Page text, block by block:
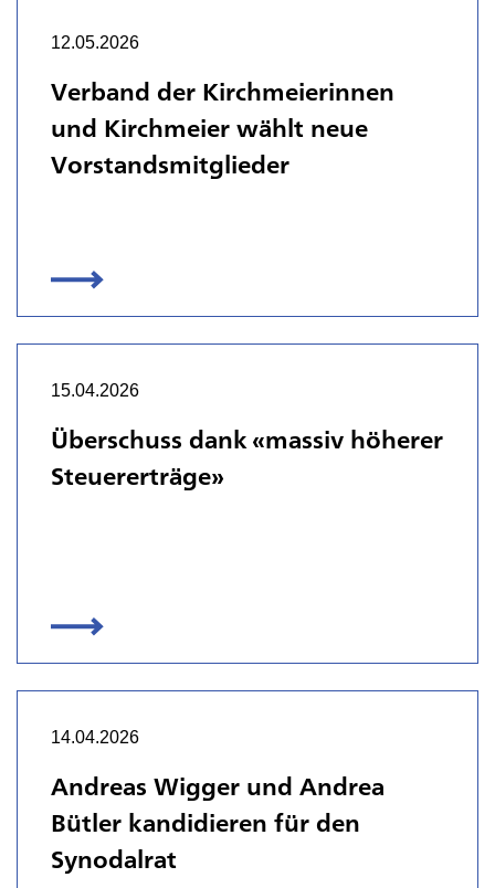
12.05.2026
Verband der Kirchmeierinnen
und Kirchmeier wählt neue
Vorstandsmitglieder
15.04.2026
Überschuss dank «massiv höherer
Steuererträge»
14.04.2026
Andreas Wigger und Andrea
Bütler kandidieren für den
Synodalrat